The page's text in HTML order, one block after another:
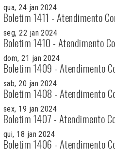
qua, 24 jan 2024
Boletim 1411 - Atendimento
seg, 22 jan 2024
Boletim 1410 - Atendimento
dom, 21 jan 2024
Boletim 1409 - Atendimento
sab, 20 jan 2024
Boletim 1408 - Atendimento
sex, 19 jan 2024
Boletim 1407 - Atendimento
qui, 18 jan 2024
Boletim 1406 - Atendimento